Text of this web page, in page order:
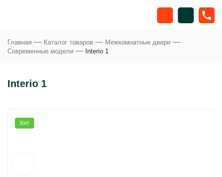
Главная — Каталог товаров — Межкомнатные двери —
Современные модели — Interio 1
Interio 1
Хит